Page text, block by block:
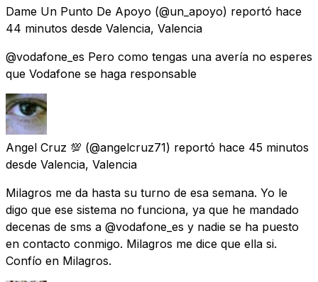
Dame Un Punto De Apoyo (@un_apoyo) reportó hace
44 minutos desde Valencia, Valencia
@vodafone_es Pero como tengas una avería no esperes
que Vodafone se haga responsable
Angel Cruz 💯 (@angelcruz71) reportó hace 45 minutos
desde Valencia, Valencia
Milagros me da hasta su turno de esa semana. Yo le
digo que ese sistema no funciona, ya que he mandado
decenas de sms a @vodafone_es y nadie se ha puesto
en contacto conmigo. Milagros me dice que ella si.
Confío en Milagros.